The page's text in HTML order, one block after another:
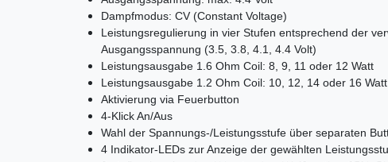
Dampfmodus: CV (Constant Voltage)
Leistungsregulierung in vier Stufen entsprechend der
Ausgangsspannung (3.5, 3.8, 4.1, 4.4 Volt)
Leistungsausgabe 1.6 Ohm Coil: 8, 9, 11 oder 12 Watt
Leistungsausgabe 1.2 Ohm Coil: 10, 12, 14 oder 16 Watt
Aktivierung via Feuerbutton
4-Klick An/Aus
Wahl der Spannungs-/Leistungsstufe über separaten
4 Indikator-LEDs zur Anzeige der gewählten